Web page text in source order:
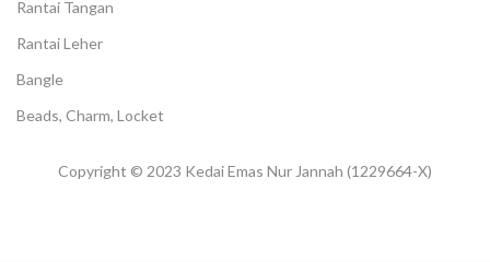
Rantai Tangan
Rantai Leher
Bangle
Beads, Charm, Locket
Copyright © 2023 Kedai Emas Nur Jannah (1229664-X)